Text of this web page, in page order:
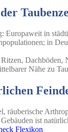
Europaweit in
in
Dachböden,
Nähe zu
räuberische
ist
Flexikon